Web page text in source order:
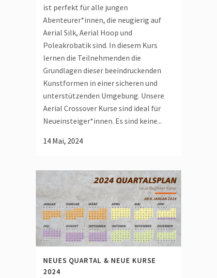
ist perfekt für alle jungen
Abenteurer*innen, die neugierig auf
Aerial Silk, Aerial Hoop und
Poleakrobatik sind. In diesem Kurs
lernen die Teilnehmenden die
Grundlagen dieser beeindruckenden
Kunstformen in einer sicheren und
unterstützenden Umgebung. Unsere
Aerial Crossover Kurse sind ideal für
Neueinsteiger*innen. Es sind keine...
14 Mai, 2024
NEUES QUARTAL & NEUE KURSE
2024